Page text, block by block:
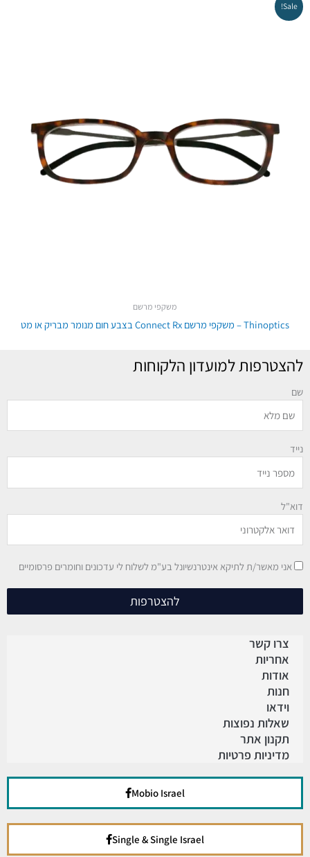
Sale!
משקפי מרשם
Thinoptics – משקפי מרשם Connect Rx בצבע חום מנומר מבריק או מט
להצטרפות למועדון הלקוחות
שם
נייד
דוא"ל
אני מאשר/ת לתיקא אינטרנשיונל בע"מ לשלוח לי עדכונים וחומרים פרסומיים
להצטרפות
צרו קשר
אחריות
אודות
חנות
וידאו
שאלות נפוצות
תקנון אתר
מדיניות פרטיות
Mobio Israel
Single & Single Israel